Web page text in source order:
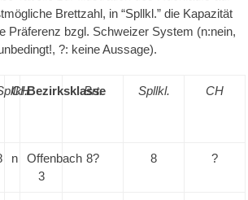
Brettzahl, in “Spllkl.” die Kapazität
Präferenz bzgl. Schweizer System (n:nein,
?: keine Aussage).
CHBezirksklasse
Brt. Spllkl. CH
n
Offenbach
3
8? 8 ?